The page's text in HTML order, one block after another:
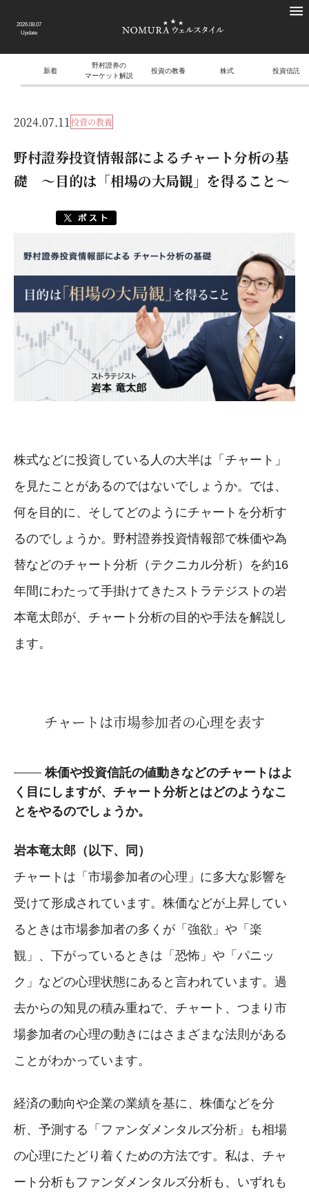
2026.08.07
Update
新着
野村證券の
マーケット解説
投資の教養 株式 投資信託
2024.07.11投資の教養
野村證券投資情報部によるチャート分析の基
礎 ～目的は「相場の大局観」を得ること～
株式などに投資している人の大半は「チャート」
を見たことがあるのではないでしょうか。では、
何を目的に、そしてどのようにチャートを分析す
るのでしょうか。野村證券投資情報部で株価や為
替などのチャート分析（テクニカル分析）を約16
年間にわたって手掛けてきたストラテジストの岩
本竜太郎が、チャート分析の目的や手法を解説し
ます。
チャートは市場参加者の心理を表す
株価や投資信託の値動きなどのチャートはよ
く目にしますが、チャート分析とはどのようなこ
とをやるのでしょうか。
岩本竜太郎（以下、同）
チャートは「市場参加者の心理」に多大な影響を
受けて形成されています。株価などが上昇してい
るときは市場参加者の多くが「強欲」や「楽
観」、下がっているときは「恐怖」や「パニッ
ク」などの心理状態にあると言われています。過
去からの知見の積み重ねで、チャート、つまり市
場参加者の心理の動きにはさまざまな法則がある
ことがわかっています。
経済の動向や企業の業績を基に、株価などを分
析、予測する「ファンダメンタルズ分析」も相場
の心理にたどり着くための方法です。私は、チャ
ート分析もファンダメンタルズ分析も、いずれも